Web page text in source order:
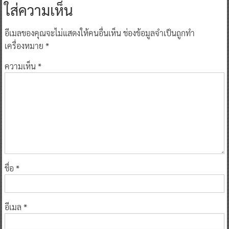
ใส่ความเห็น
อีเมลของคุณจะไม่แสดงให้คนอื่นเห็นช่องข้อมูลจำเป็นถูกทำ
เครื่องหมาย *
ความเห็น*
ชื่อ *
อีเมล *